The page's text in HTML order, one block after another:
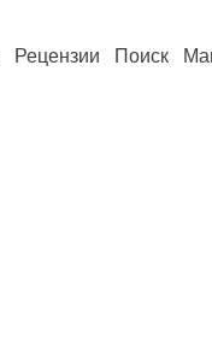
Рецензии Поиск